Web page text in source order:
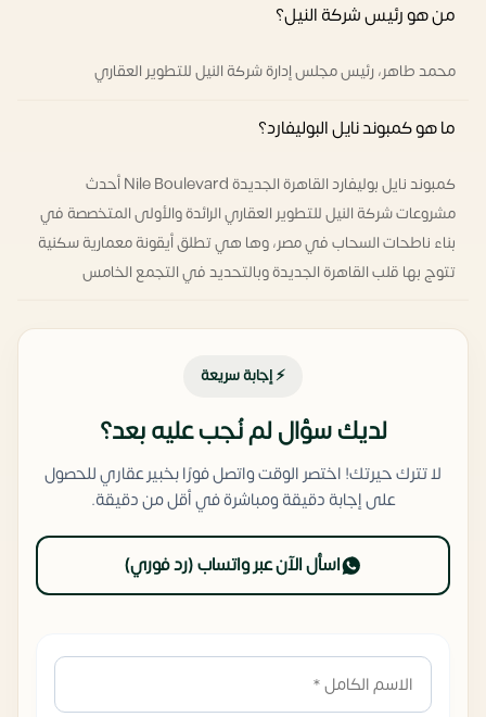
من هو رئيس شركة النيل؟
محمد طاهر، رئيس مجلس إدارة شركة النيل للتطوير العقاري
ما هو كمبوند نايل البوليفارد؟
كمبوند نايل بوليفارد القاهرة الجديدة Nile Boulevard أحدث
مشروعات شركة النيل للتطوير العقاري الرائدة والأولى المتخصصة في
بناء ناطحات السحاب في مصر، وها هي تطلق أيقونة معمارية سكنية
تتوج بها قلب القاهرة الجديدة وبالتحديد في التجمع الخامس
⚡ إجابة سريعة
لديك سؤال لم نُجب عليه بعد؟
لا تترك حيرتك! اختصر الوقت واتصل فورًا بخبير عقاري للحصول
على إجابة دقيقة ومباشرة في أقل من دقيقة.
اسأل الآن عبر واتساب (رد فوري)